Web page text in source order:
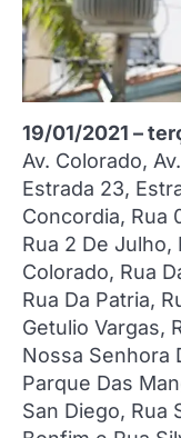
19/01/2021 –
Av. Colorado,
Estrada 23,
Concordia, Rua
Rua 2 De Julho,
Colorado, Rua
Rua Da Patria,
Getulio Vargas,
Nossa Senhora
Parque Das
San Diego, Rua